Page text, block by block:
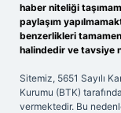
haber niteliği
paylaşım
benzerlikleri
halindedir ve tavsiye
Sitemiz, 5651 Sayılı
Kurumu (BTK)
vermektedir. Bu